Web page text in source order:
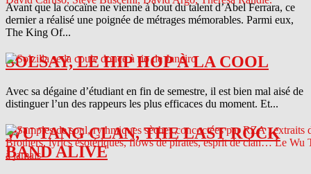
Avant que la cocaïne ne vienne à bout du talent d’Abel Ferrara, ce
dernier a réalisé une poignée de métrages mémorables. Parmi eux,
The King Of...
SOLSAY, LE HIP HOP À LA COOL
Avec sa dégaine d’étudiant en fin de semestre, il est bien mal aisé de
distinguer l’un des rappeurs les plus efficaces du moment. Et...
WU TANG CLAN, THE LAST ROCK
BAND ALIVE